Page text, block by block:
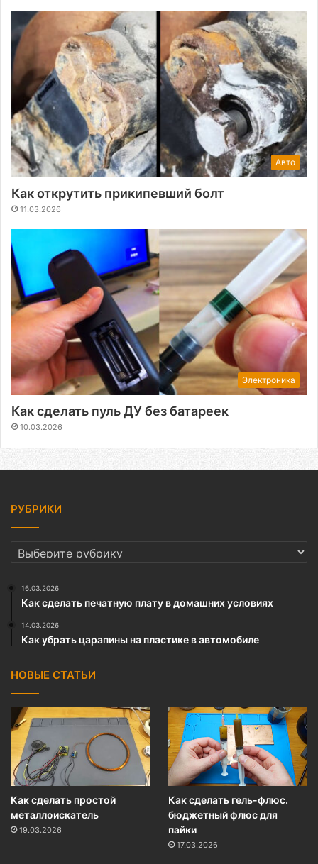
Авто
Как открутить прикипевший болт
11.03.2026
Электроника
Как сделать пуль ДУ без батареек
10.03.2026
РУБРИКИ
РУБРИКИ
16.03.2026
Как сделать печатную плату в домашних условиях
14.03.2026
Как убрать царапины на пластике в автомобиле
НОВЫЕ СТАТЬИ
Как сделать простой
металлоискатель
19.03.2026
Как сделать гель-флюс.
бюджетный флюс для
пайки
17.03.2026